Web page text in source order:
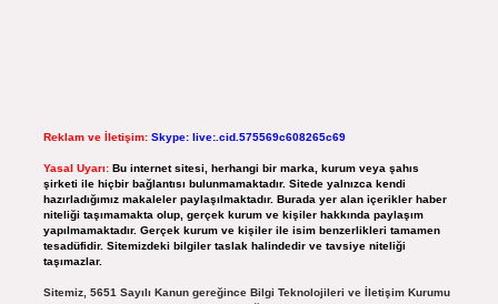
Reklam ve İletişim: Skype: live:.cid.575569c608265c69
Yasal Uyarı: Bu internet sitesi, herhangi bir marka, kurum veya şahıs
şirketi ile hiçbir bağlantısı bulunmamaktadır. Sitede yalnızca kendi
hazırladığımız makaleler paylaşılmaktadır. Burada yer alan içerikler haber
niteliği taşımamakta olup, gerçek kurum ve kişiler hakkında paylaşım
yapılmamaktadır. Gerçek kurum ve kişiler ile isim benzerlikleri tamamen
tesadüfidir. Sitemizdeki bilgiler taslak halindedir ve tavsiye niteliği
taşımazlar.
Sitemiz, 5651 Sayılı Kanun gereğince Bilgi Teknolojileri ve İletişim Kurumu